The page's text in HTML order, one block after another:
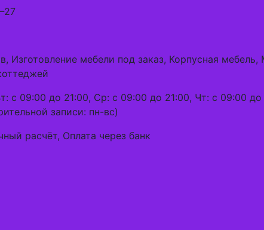
Изготовление мебели под заказ, Корпусная
с 09:00 до 21:00, Ср: с 09:00 до 21:00, Чт: с 09:00
записи: пн-вс)
расчёт, Оплата через банк